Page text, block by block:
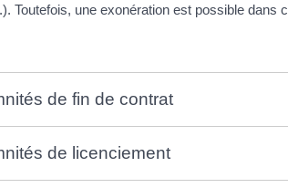
Toutefois, une exonération est possible dans
de fin de contrat
de licenciement